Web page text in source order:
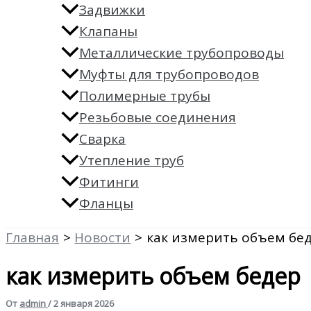
Задвижки
Клапаны
Металлические трубопроводы
Муфты для трубопроводов
Полимерные трубы
Резьбовые соединения
Сварка
Утепление труб
Фитинги
Фланцы
Главная
Новости как измерить объем
как измерить объем бедер
От admin/2 января 2026